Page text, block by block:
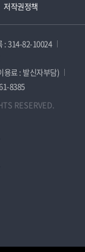
저작권정책
: 314-82-10024
용료 : 발신자부담)
8385
RESERVED.